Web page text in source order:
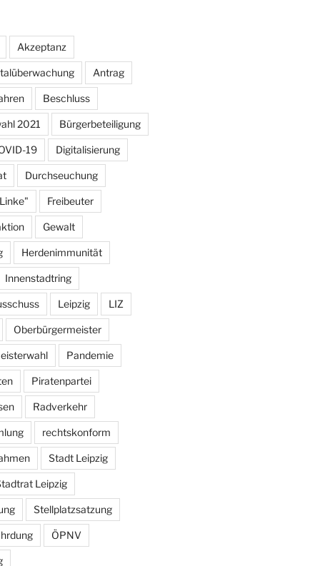
Akzeptanz
Antrag
Beschluss
2021 Bürgerbeteiligung
19 Digitalisierung
Durchseuchung
Freibeuter
Gewalt
Herdenimmunität
Innenstadtring
Leipzig LIZ
Oberbürgermeister
Pandemie
Piratenpartei
Radverkehr
rechtskonform
Stadt Leipzig
Leipzig
Stellplatzsatzung
ÖPNV